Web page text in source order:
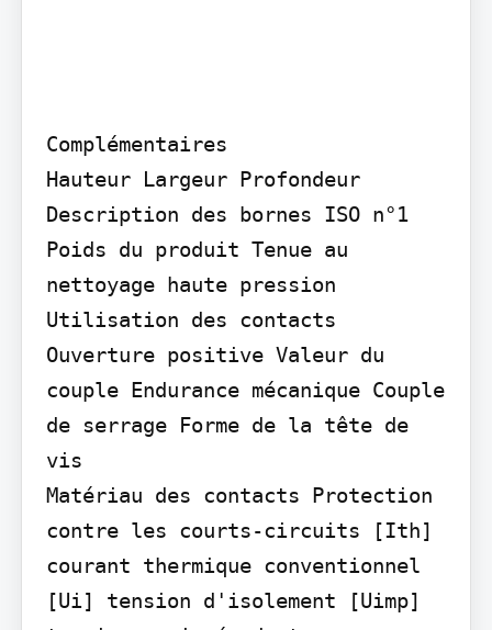
Complémentaires
Hauteur Largeur Profondeur
Description des bornes ISO n°1
Poids du produit Tenue au
nettoyage haute pression
Utilisation des contacts
Ouverture positive Valeur du
couple Endurance mécanique Couple
de serrage Forme de la tête de
vis
Matériau des contacts Protection
contre les courts-circuits [Ith]
courant thermique conventionnel
[Ui] tension d'isolement [Uimp]